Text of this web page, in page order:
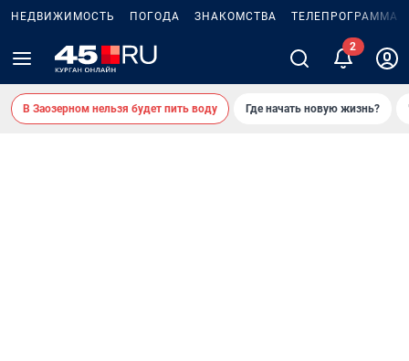
НЕДВИЖИМОСТЬ ПОГОДА ЗНАКОМСТВА ТЕЛЕПРОГРАММА
В Заозерном нельзя будет пить воду Где начать новую жизнь?